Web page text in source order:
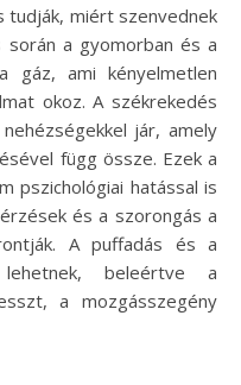
tudják, miért szenvednek
a gyomorban és a
gáz, ami kényelmetlen
okoz. A székrekedés
jár, amely
függ össze. Ezek a
pszichológiai hatással is
és a szorongás a
A puffadás és a
beleértve a
a mozgásszegény